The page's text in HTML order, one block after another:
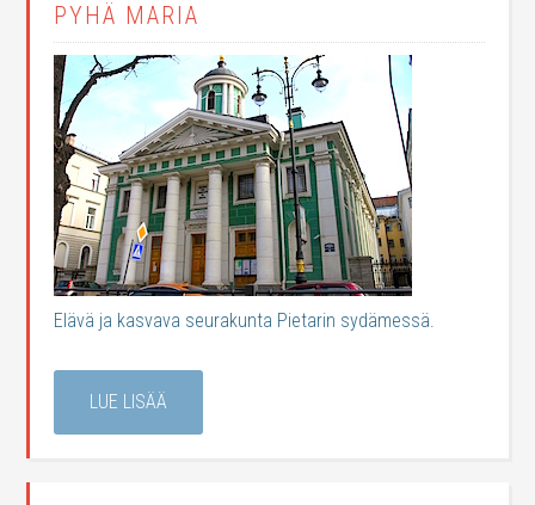
PYHÄ MARIA
Elävä ja kasvava seurakunta Pietarin sydämessä.
LUE LISÄÄ